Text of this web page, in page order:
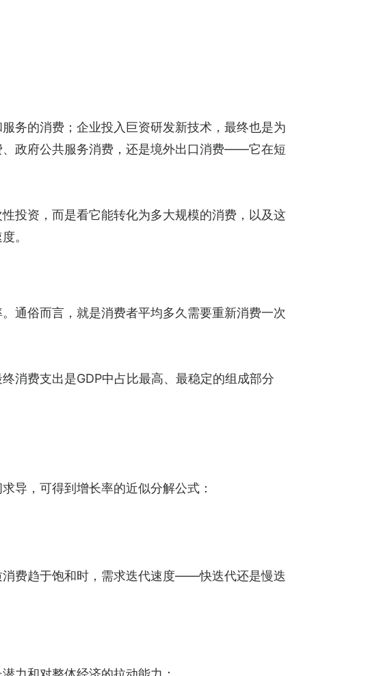
务的消费；企业投入巨资研发新技术，最终也是为
政府公共服务消费，还是境外出口消费——它在短
投资，而是看它能转化为多大规模的消费，以及这
。
通俗而言，就是消费者平均多久需要重新消费一次
消费支出是GDP中占比最高、最稳定的组成部分
导，可得到增长率的近似分解公式：
费趋于饱和时，需求迭代速度——快迭代还是慢迭